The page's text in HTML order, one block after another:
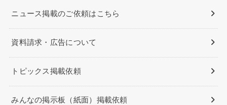
ニュース掲載のご依頼はこちら
資料請求・広告について
トピックス掲載依頼
みんなの掲示板（紙面）掲載依頼